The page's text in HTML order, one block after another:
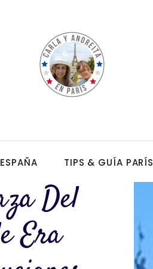
ESPAÑA TIPS & GUÍA PARÍS
Del
Era